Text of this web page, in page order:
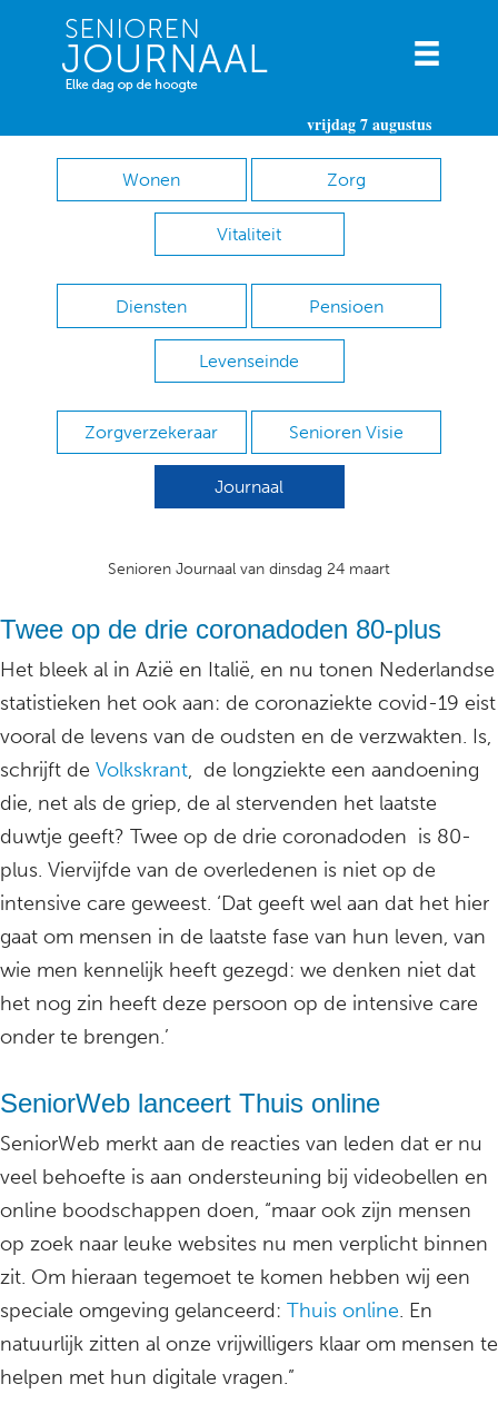
vrijdag 7 augustus
Wonen Zorg
Vitaliteit
Diensten Pensioen
Levenseinde
Zorgverzekeraar Senioren Visie
Journaal
Senioren Journaal van dinsdag 24 maart
Twee op de drie coronadoden 80-plus
Het bleek al in Azië en Italië, en nu tonen Nederlandse
statistieken het ook aan: de coronaziekte covid-19 eist
vooral de levens van de oudsten en de verzwakten. Is,
schrijft de Volkskrant, de longziekte een aandoening
die, net als de griep, de al stervenden het laatste
duwtje geeft? Twee op de drie coronadoden is 80-
plus. Viervijfde van de overledenen is niet op de
intensive care geweest. ‘Dat geeft wel aan dat het hier
gaat om mensen in de laatste fase van hun leven, van
wie men kennelijk heeft gezegd: we denken niet dat
het nog zin heeft deze persoon op de intensive care
onder te brengen.’
SeniorWeb lanceert Thuis online
SeniorWeb merkt aan de reacties van leden dat er nu
veel behoefte is aan ondersteuning bij videobellen en
online boodschappen doen, “maar ook zijn mensen
op zoek naar leuke websites nu men verplicht binnen
zit. Om hieraan tegemoet te komen hebben wij een
speciale omgeving gelanceerd: Thuis online. En
natuurlijk zitten al onze vrijwilligers klaar om mensen te
helpen met hun digitale vragen.”